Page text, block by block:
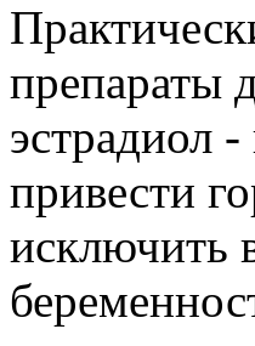
препараты
эстрадиол
привести
исключить